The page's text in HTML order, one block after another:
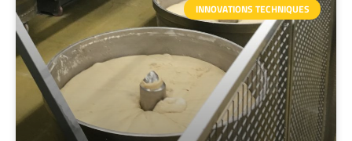
INNOVATIONS TECHNIQUES